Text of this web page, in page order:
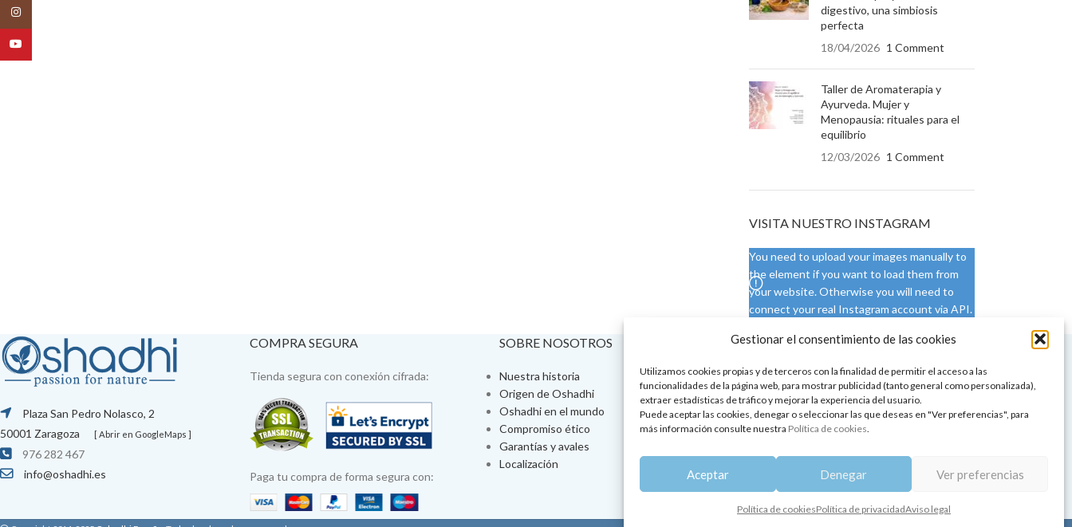
Gestionar el consentimiento de las cookies
Utilizamos cookies propias y de terceros con la finalidad de permitir el acceso a las
funcionalidades de la página web, para mostrar publicidad (tanto general como personalizada),
extraer estadísticas de tráfico y mejorar la experiencia del usuario.
Puede aceptar las cookies, denegar o seleccionar las que deseas en "Ver preferencias", para
más información consulte nuestra Política de cookies.
Aceptar Denegar Ver preferencias
Política de cookiesPolítica de privacidadAviso legal
digestivo, una simbiosis
perfecta
18/04/2026 1 Comment
Taller de Aromaterapia y
Ayurveda. Mujer y
Menopausia: rituales para el
equilibrio
12/03/2026 1 Comment
VISITA NUESTRO INSTAGRAM
You need to upload your images manually to
the element if you want to load them from
your website. Otherwise you will need to
connect your real Instagram account via API.
Plaza San Pedro Nolasco, 2
50001 Zaragoza
[ Abrir en GoogleMaps ]
976 282 467
info@oshadhi.es
COMPRA SEGURA
Tienda segura con conexión cifrada:
Paga tu compra de forma segura con:
SOBRE NOSOTROS
Nuestra historia
Origen de Oshadhi
Oshadhi en el mundo
Compromiso ético
Garantías y avales
Localización
VISÍTA NUESTRA SEDE
Tienda física
Talleres de aromaterapia
Tratamientos de belleza
Ayurveda
Aromaterapia y bienestar
CONDICIONES DE USO
Condiciones generales
Cambios y devoluciones
Formas de pago
Formas de envío